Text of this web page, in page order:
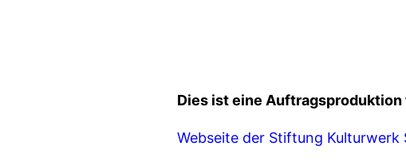
Dies ist eine
Webseite der Stiftung Kulturwerk